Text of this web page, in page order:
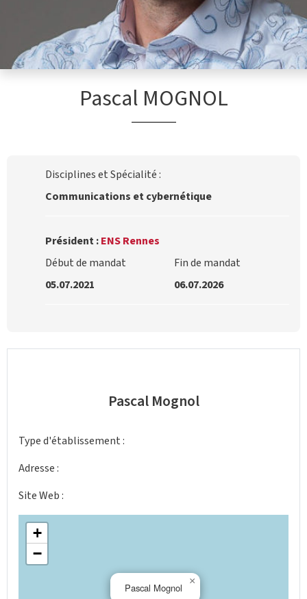
Pascal MOGNOL
Disciplines et Spécialité :
Communications et cybernétique
Président :ENS Rennes
Début de mandat
05.07.2021
Fin de mandat
06.07.2026
Pascal Mognol
Type d'établissement :
Adresse :
Site Web :
Pascal Mognol
×
+
−